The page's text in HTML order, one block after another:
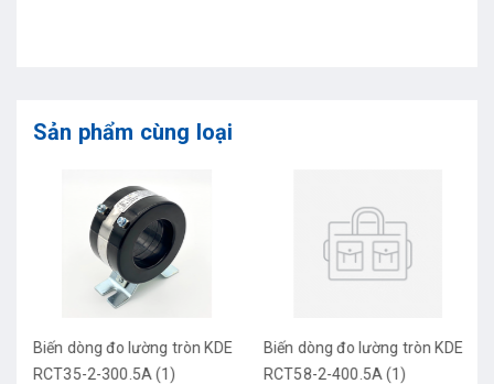
Sản phẩm cùng loại
Biến dòng đo lường tròn KDE
RCT35-2-300.5A (1)
Biến dòng đo lường tròn KDE
RCT58-2-400.5A (1)